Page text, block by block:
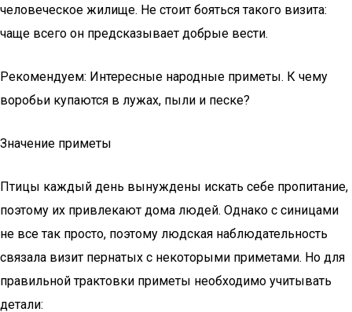
человеческое жилище. Не стоит бояться такого визита:
чаще всего он предсказывает добрые вести.
Рекомендуем: Интересные народные приметы. К чему
воробьи купаются в лужах, пыли и песке?
Значение приметы
Птицы каждый день вынуждены искать себе пропитание,
поэтому их привлекают дома людей. Однако с синицами
не все так просто, поэтому людская наблюдательность
связала визит пернатых с некоторыми приметами. Но для
правильной трактовки приметы необходимо учитывать
детали: